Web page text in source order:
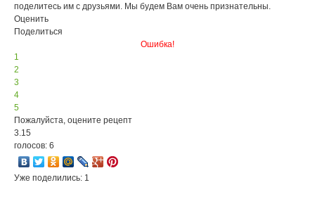
поделитесь им с друзьями. Мы будем Вам очень признательны.
Оценить
Поделиться
Ошибка!
1
2
3
4
5
Пожалуйста, оцените рецепт
3.15
голосов: 6
Уже поделились: 1